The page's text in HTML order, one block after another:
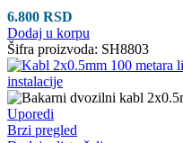
6.800 RSD
Dodaj u korpu
Šifra proizvoda: SH8803
Uporedi
Brzi pregled